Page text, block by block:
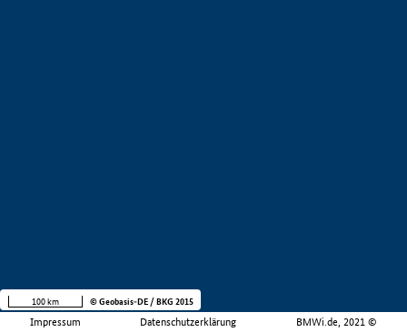
Impressum Datenschutzerklärung BMWi.de, 2021 ©
100 km © Geobasis-DE / BKG 2015